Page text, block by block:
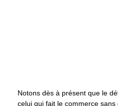
Notons dès à présent que le
celui qui fait le commerce sans